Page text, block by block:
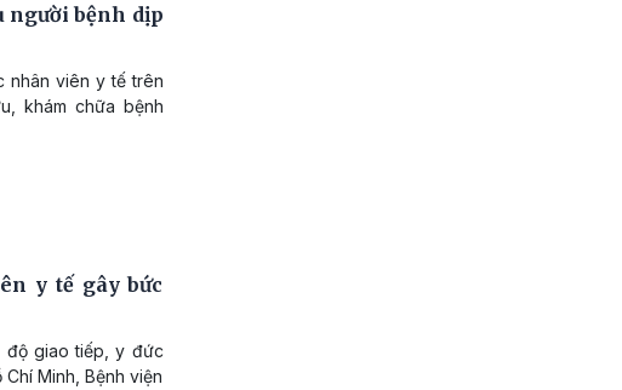
người bệnh dịp
nhân viên y tế trên
khám chữa bệnh
y tế gây bức
độ giao tiếp, y đức
Minh, Bệnh viện